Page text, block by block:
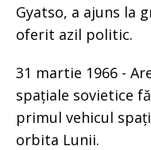
Gyatso, a ajuns la
oferit azil politic.
31 martie 1966 -
spațiale sovietice
primul vehicul
orbita Lunii.